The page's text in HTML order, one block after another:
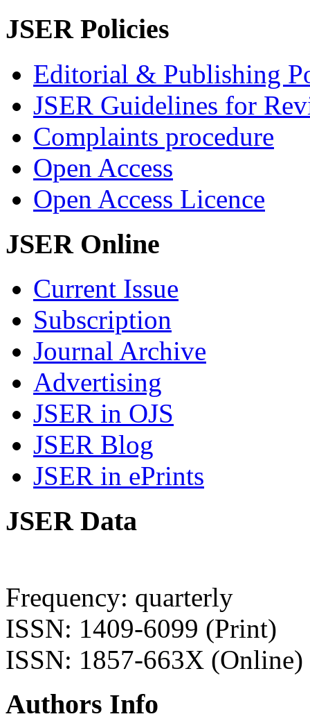
JSER Policies
Editorial & Publishing
JSER Guidelines for
Complaints procedure
Open Access
Open Access Licence
JSER Online
Current Issue
Subscription
Journal Archive
Advertising
JSER in OJS
JSER Blog
JSER in ePrints
JSER Data
Frequency: quarterly
ISSN: 1409-6099 (Print)
ISSN: 1857-663X (Online)
Authors Info